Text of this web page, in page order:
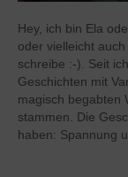
Hey, ich bin Ela
oder vielleicht
schreibe :-). Seit
Geschichten mit
magisch begabten
stammen. Die
haben: Spannung